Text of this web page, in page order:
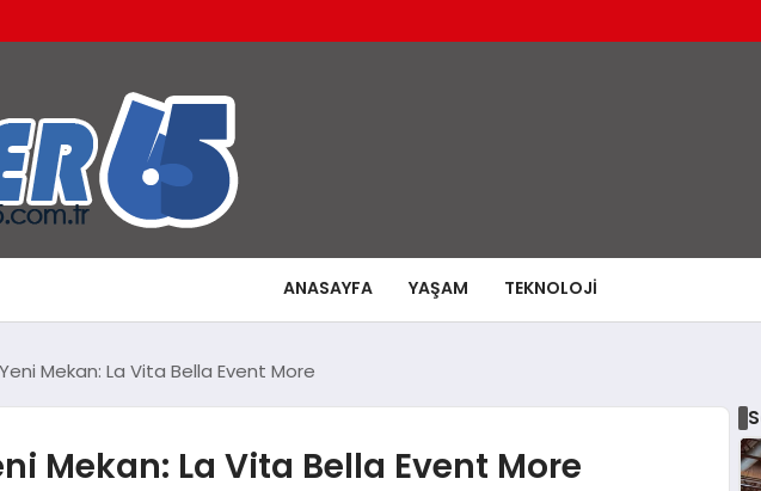
ANASAYFA YAŞAM TEKNOLOJI
Mekan: La Vita Bella Event More
Mekan: La Vita Bella Event More